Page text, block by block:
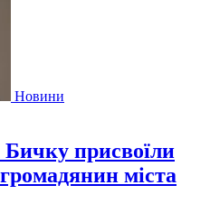
Новини
присвоїли
міста